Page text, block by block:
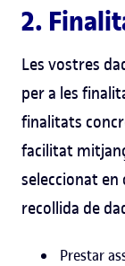
2.
Les vostres
per a les
finalitats
facilitat
seleccionat en
recollida de
Prestar